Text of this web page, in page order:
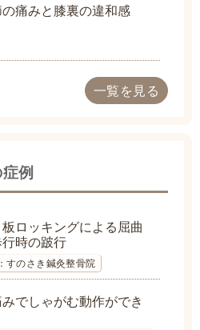
痛みと膝裏の違和感
一覧を見る
例
ロッキングによる屈曲
時の跛行
すのさき鍼灸整骨院
でしゃがむ動作ができ